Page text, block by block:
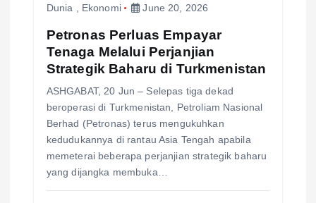
Dunia Ekonomi June 20, 2026
Petronas Perluas Empayar
Tenaga Melalui Perjanjian
Strategik Baharu di Turkmenistan
ASHGABAT, 20 Jun – Selepas tiga dekad
beroperasi di Turkmenistan, Petroliam Nasional
Berhad (Petronas) terus mengukuhkan
kedudukannya di rantau Asia Tengah apabila
memeterai beberapa perjanjian strategik baharu
yang dijangka membuka…